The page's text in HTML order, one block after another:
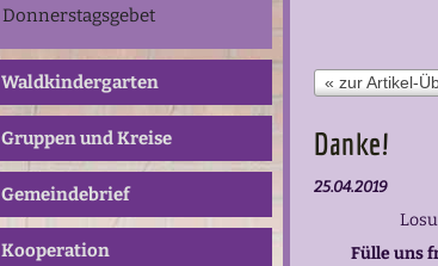
Donnerstagsgebet
Waldkindergarten
Gruppen und Kreise
Gemeindebrief
Kooperation
« zur Artikel-
Danke!
25.04.2019
Fülle uns